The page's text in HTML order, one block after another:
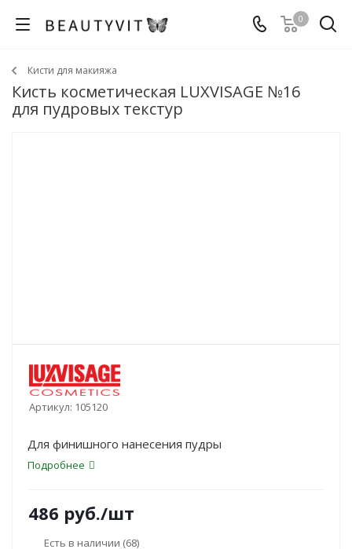
0
Кисти для макияжа
Кисть косметическая LUXVISAGE №16
для пудровых текстур
Артикул: 105120
Для финишного нанесения пудры
Подробнее
486 руб./шт
Есть в наличии (68)